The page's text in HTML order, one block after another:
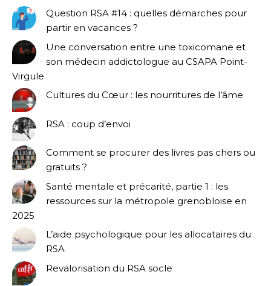
Question RSA #14 : quelles démarches pour
partir en vacances ?
Une conversation entre une toxicomane et
son médecin addictologue au CSAPA Point-
Virgule
Cultures du Cœur : les nourritures de l’âme
RSA : coup d’envoi
Comment se procurer des livres pas chers ou
gratuits ?
Santé mentale et précarité, partie 1 : les
ressources sur la métropole grenobloise en
2025
L’aide psychologique pour les allocataires du
RSA
Revalorisation du RSA socle